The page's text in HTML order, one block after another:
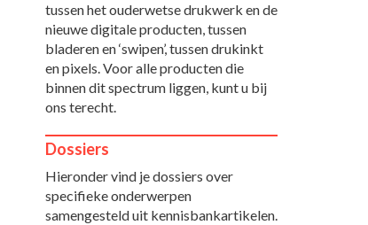
tussen het ouderwetse drukwerk en de
nieuwe digitale producten, tussen
bladeren en ‘swipen’, tussen drukinkt
en pixels. Voor alle producten die
binnen dit spectrum liggen, kunt u bij
ons terecht.
Dossiers
Hieronder vind je dossiers over
specifieke onderwerpen
samengesteld uit kennisbankartikelen.